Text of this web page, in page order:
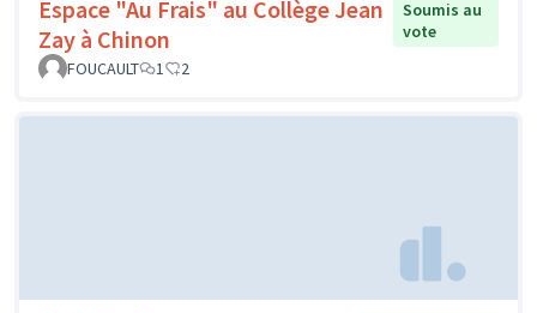
Espace "Au Frais" au Collège Jean
Zay à Chinon
Soumis au
vote
FOUCAULT
1 2